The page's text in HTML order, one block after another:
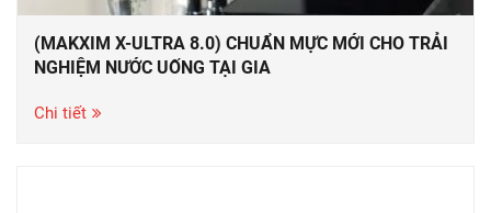
(MAKXIM X-ULTRA 8.0) CHUẨN MỰC MỚI CHO TRẢI
NGHIỆM NƯỚC UỐNG TẠI GIA
Chi tiết